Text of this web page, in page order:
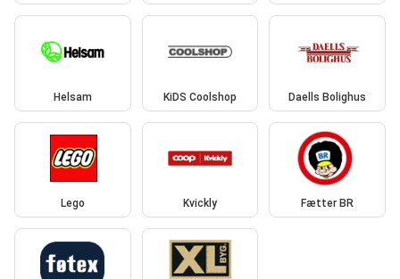
Helsam KiDS Coolshop Daells Bolighus
Lego Kvickly Fætter BR